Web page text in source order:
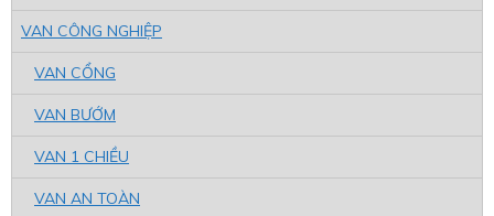
VAN CÔNG NGHIỆP
VAN CỔNG
VAN BƯỚM
VAN 1 CHIỀU
VAN AN TOÀN